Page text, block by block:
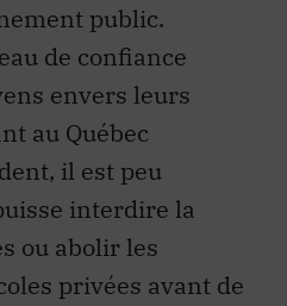
public.
de confiance
envers leurs
au Québec
il est peu
interdire la
ou abolir les
privées avant de